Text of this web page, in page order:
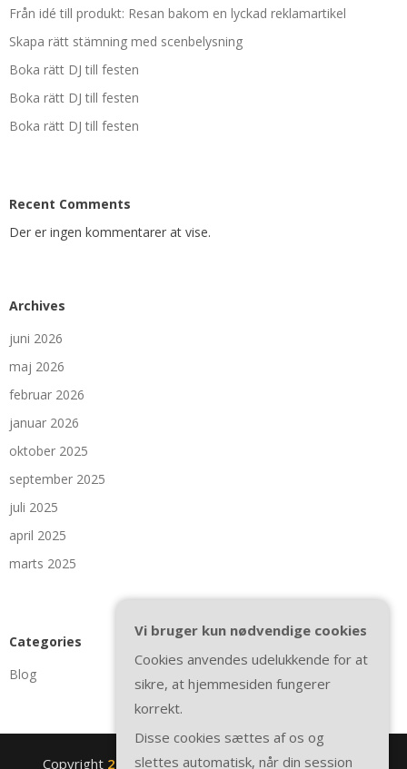
Från idé till produkt: Resan bakom en lyckad reklamartikel
Skapa rätt stämning med scenbelysning
Boka rätt DJ till festen
Boka rätt DJ till festen
Boka rätt DJ till festen
Recent Comments
Der er ingen kommentarer at vise.
Archives
juni 2026
maj 2026
februar 2026
januar 2026
oktober 2025
september 2025
juli 2025
april 2025
marts 2025
Categories
Blog
Copyright 2nite.se. All rights reserved.| Theme by
Vi bruger kun nødvendige cookies
Cookies anvendes udelukkende for at
sikre, at hjemmesiden fungerer
korrekt.
Disse cookies sættes af os og
slettes automatisk, når din session